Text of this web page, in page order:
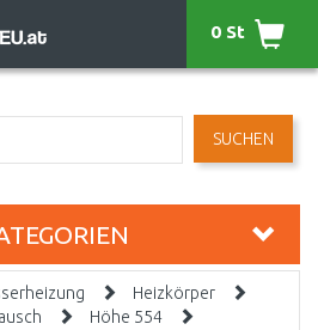
SUCHEN
0 St
Heizkörper
Höhe 554